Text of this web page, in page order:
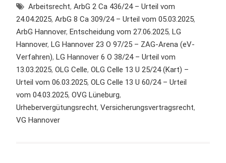
Arbeitsrecht, ArbG 2 Ca 436/24 – Urteil vom
24.04.2025, ArbG 8 Ca 309/24 – Urteil vom 05.03.2025,
ArbG Hannover, Entscheidung vom 27.06.2025, LG
Hannover, LG Hannover 23 O 97/25 – ZAG-Arena (eV-
Verfahren), LG Hannover 6 O 38/24 – Urteil vom
13.03.2025, OLG Celle, OLG Celle 13 U 25/24 (Kart) –
Urteil vom 06.03.2025, OLG Celle 13 U 60/24 – Urteil
vom 04.03.2025, OVG Lüneburg,
Urhebervergütungsrecht, Versicherungsvertragsrecht,
VG Hannover